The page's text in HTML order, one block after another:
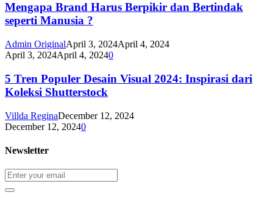
Mengapa Brand Harus Berpikir dan Bertindak
seperti Manusia ?
Admin OriginalApril 3, 2024April 4, 2024
April 3, 2024April 4, 20240
5 Tren Populer Desain Visual 2024: Inspirasi dari
Koleksi Shutterstock
Villda ReginaDecember 12, 2024
December 12, 20240
Newsletter